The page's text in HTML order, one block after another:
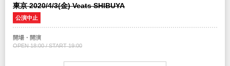
チケット先行
クリエイティブマン 3A 会員先行
期間：2/8(土) 15:00 ～ 2/11(火) 18:00
クリエイティブマン モバイル 会員先行
東京 2020/4/3(金) Veats SHIBUYA
公演中止
開場・開演
OPEN 18:00 / START 19:00